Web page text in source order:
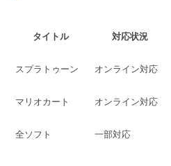
タイトル 対応状況
スプラトゥーン オンライン対応
マリオカート オンライン対応
全ソフト 一部対応